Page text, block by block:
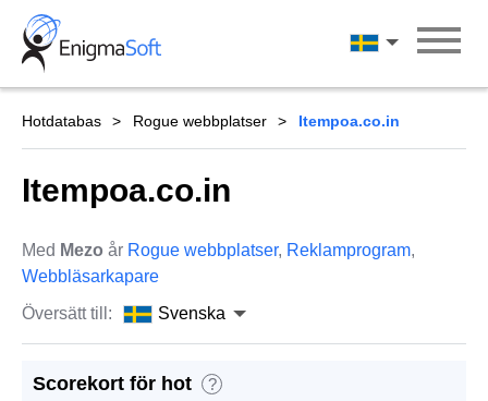
Skip
content
Svenska
Hotdatabas Rogue webbplatser Itempoa.co.in
Itempoa.co.in
Med Mezo år Rogue webbplatser, Reklamprogram,
Webbläsarkapare
Översätt till:
Svenska
Scorekort för hot ?